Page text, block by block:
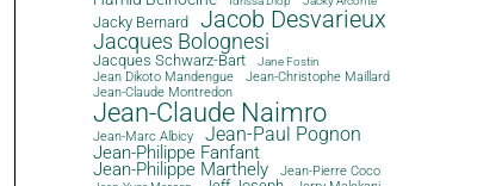
Jacky Bernard Jacob Desvarieux
Jacques Bolognesi
Jacques Schwarz-Bart Jane Fostin
Jean Dikoto Mandengue
Jean-Christophe Maillard
Jean-Claude Montredon
Jean-Claude Naimro
Jean-Marc Albicy Jean-Paul Pognon
Jean-Philippe Fanfant
Jean-Philippe Marthely Jean-Pierre Coco